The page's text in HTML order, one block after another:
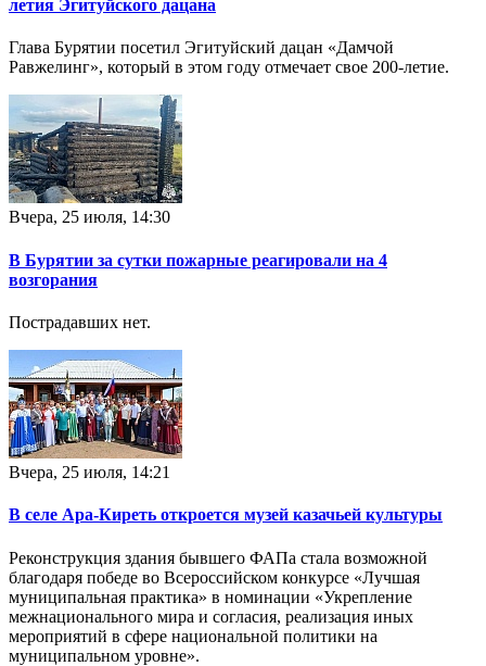
летия Эгитуйского дацана
Глава Бурятии посетил Эгитуйский дацан «Дамчой
Равжелинг», который в этом году отмечает свое 200-летие.
Вчера, 25 июля, 14:30
В Бурятии за сутки пожарные реагировали на 4
возгорания
Пострадавших нет.
Вчера, 25 июля, 14:21
В селе Ара-Киреть откроется музей казачьей культуры
Реконструкция здания бывшего ФАПа стала возможной
благодаря победе во Всероссийском конкурсе «Лучшая
муниципальная практика» в номинации «Укрепление
межнационального мира и согласия, реализация иных
мероприятий в сфере национальной политики на
муниципальном уровне».